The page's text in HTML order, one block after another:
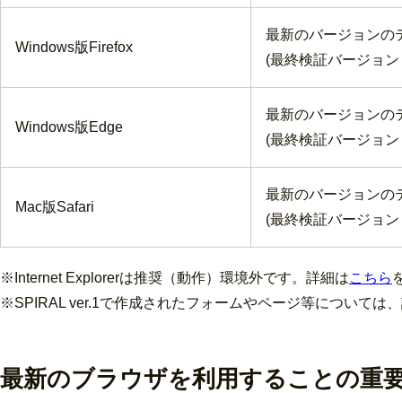
Windows版Firefox
最新のバージョンの
(最終検証バージョン
Windows版Edge
最新のバージョンの
(最終検証バージョン
Mac版Safari
最新のバージョンの
(最終検証バージョン
※Internet Explorerは推奨（動作）環境外です。詳細はこちら
※SPIRAL ver.1で作成されたフォームやページ等については
最新のブラウザを利用することの重